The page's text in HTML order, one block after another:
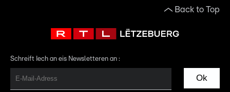
Back to Top
Schreift Iech an eis Newsletteren an :
Ok